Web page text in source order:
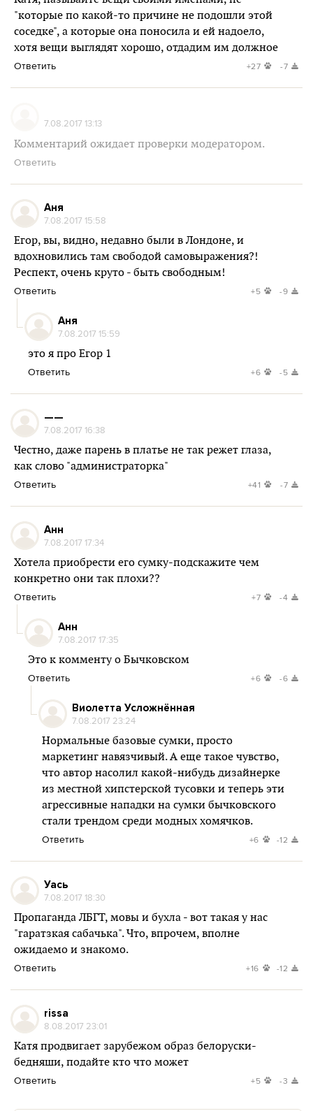
"которые по какой-то причине не подошли этой
соседке", а которые она поносила и ей надоело,
хотя вещи выглядят хорошо, отдадим им должное
Ответить +27 -7
7.08.2017 13:13
Комментарий ожидает проверки модератором.
Ответить
Аня
7.08.2017 15:58
Егор, вы, видно, недавно были в Лондоне, и
вдохновились там свободой самовыражения?!
Респект, очень круто - быть свободным!
Ответить +5 -9
Аня
7.08.2017 15:59
это я про Егор 1
Ответить +6 -5
——
7.08.2017 16:38
Честно, даже парень в платье не так режет глаза,
как слово "администраторка"
Ответить +41 -7
Анн
7.08.2017 17:34
Хотела приобрести его сумку-подскажите чем
конкретно они так плохи??
Ответить +7 -4
Анн
7.08.2017 17:35
Это к комменту о Бычковском
Ответить +6 -6
Виолетта Усложнённая
7.08.2017 23:24
Нормальные базовые сумки, просто
маркетинг навязчивый. А еще такое чувство,
что автор насолил какой-нибудь дизайнерке
из местной хипстерской тусовки и теперь эти
агрессивные нападки на сумки бычковского
стали трендом среди модных хомячков.
Ответить +6 -12
Уась
7.08.2017 18:30
Пропаганда ЛБГТ, мовы и бухла - вот такая у нас
"гаратзкая сабачька". Что, впрочем, вполне
ожидаемо и знакомо.
Ответить +16 -12
rissa
8.08.2017 23:01
Катя продвигает зарубежом образ белоруски-
бедняши, подайте кто что может
Ответить +5 -3